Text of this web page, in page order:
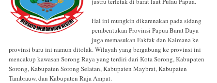
Hal ini mungkin dikarenakan pada sidang
pembentukan Provinsi Papua Barat Daya
juga memasukan Fakfak dan Kaimana ke
provinsi baru ini namun ditolak. Wilayah yang bergabung ke provinsi ini
mencakup kawasan Sorong Raya yang terdiri dari Kota Sorong, Kabupaten
Sorong, Kabupaten Sorong Selatan, Kabupaten Maybrat, Kabupaten
Tambrauw, dan Kabupaten Raja Ampat.